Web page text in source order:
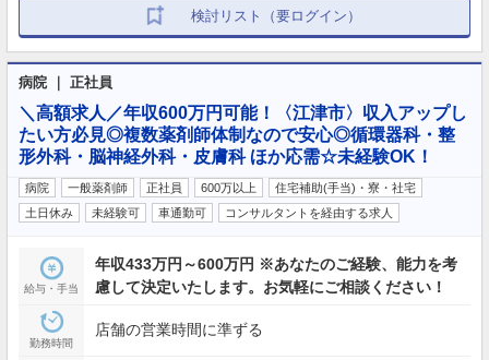
検討リスト（要ログイン）
病院 ｜ 正社員
＼高額求人／年収600万円可能！〈江津市〉収入アップし
たい方必見◎複数薬剤師体制なので安心◎循環器科・整
形外科・脳神経外科・皮膚科 ほか応需☆未経験OK！
病院 一般薬剤師 正社員 600万以上
住宅補助(手当)・寮・社宅
土日休み
未経験可 車通勤可 コンサルタントを経由する求人
給与・手当
年収433万円～600万円 ※あなたのご経験、能力を考
慮して決定いたします。お気軽にご相談ください！
勤務時間
店舗の営業時間に準ずる